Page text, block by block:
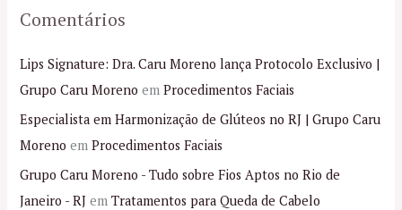
Comentários
Lips Signature: Dra. Caru Moreno lança Protocolo Exclusivo |
Grupo Caru Moreno emProcedimentos Faciais
Especialista em Harmonização de Glúteos no RJ | Grupo Caru
Moreno emProcedimentos Faciais
Grupo Caru Moreno - Tudo sobre Fios Aptos no Rio de
Janeiro - RJ emTratamentos para Queda de Cabelo